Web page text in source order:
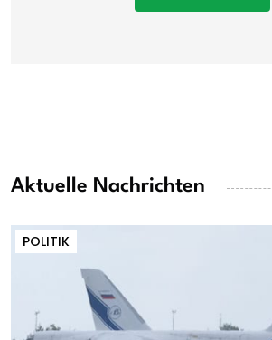
Aktuelle Nachrichten
POLITIK